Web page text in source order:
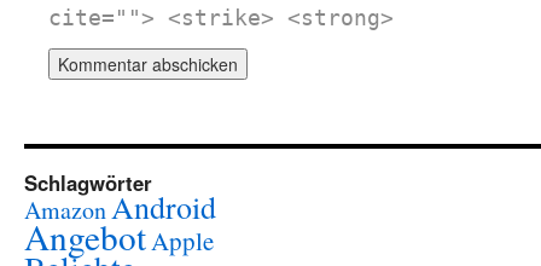
cite=""> <strike> <strong>
Schlagwörter
AmazonAndroid
AngebotApple